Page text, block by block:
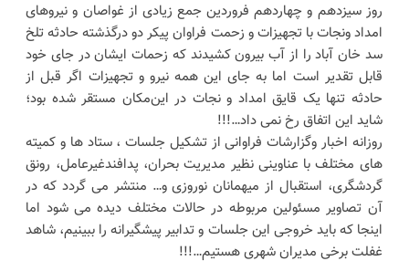
روز سیزدهم و چهاردهم فروردین جمع زیادی از غواصان و نیروهای
امداد ونجات با‌ تجهیزات و زحمت فراوان پیکر دو درگذشته حادثه تلخ
سد خان آباد را از آب بیرون کشیدند که زحمات ایشان در جای خود
قابل تقدیر است اما به جای این همه نیرو و تجهیزات اگر قبل از
حادثه تنها یک قایق امداد و نجات در این‌مکان مستقر شده بود؛
شاید این اتفاق رخ نمی داد…!!!
روزانه اخبار و‌گزارشات فراوانی از تشکیل جلسات ، ستاد ها و کمیته
های مختلف با عناوینی نظیر مدیریت بحران، پدافندغیرعامل، رونق
گردشگری، استقبال از میهمانان نوروزی و… منتشر می گردد که در
آن تصاویر مسئولین مربوطه در حالات مختلف دیده می شود اما
اینجا که باید خروجی این جلسات و تدابیر پیشگیرانه را ببینیم، شاهد
غفلت برخی مدیران شهری هستیم…!!!